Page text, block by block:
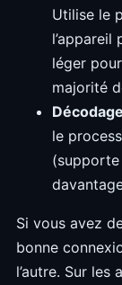
Utilise le
léger
majorité
le
Si vous avez
bonne
l’autre. Sur